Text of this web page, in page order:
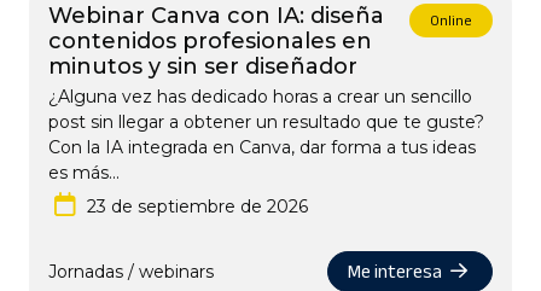
Webinar Canva con IA: diseña
contenidos profesionales en
minutos y sin ser diseñador
Online
¿Alguna vez has dedicado horas a crear un sencillo
post sin llegar a obtener un resultado que te guste?
Con la IA integrada en Canva, dar forma a tus ideas
es más...
23 de septiembre de 2026
Jornadas / webinars Me interesa